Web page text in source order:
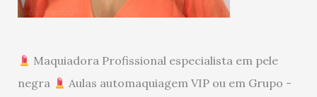
Maquiadora Profissional especialista em pele
negra
Aulas automaquiagem VIP ou em Grupo -